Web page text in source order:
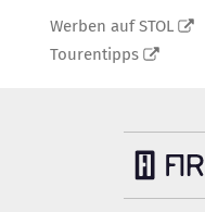
Werben auf STOL
Tourentipps